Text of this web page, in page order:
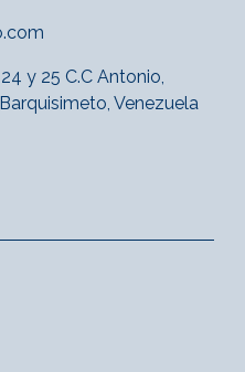
y 25 C.C Antonio,
Venezuela